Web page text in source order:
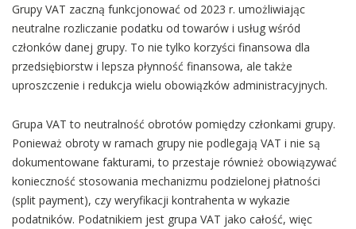
Grupy VAT zaczną funkcjonować od 2023 r. umożliwiając
neutralne rozliczanie podatku od towarów i usług wśród
członków danej grupy. To nie tylko korzyści finansowa dla
przedsiębiorstw i lepsza płynność finansowa, ale także
uproszczenie i redukcja wielu obowiązków administracyjnych.
Grupa VAT to neutralność obrotów pomiędzy członkami grupy.
Ponieważ obroty w ramach grupy nie podlegają VAT i nie są
dokumentowane fakturami, to przestaje również obowiązywać
konieczność stosowania mechanizmu podzielonej płatności
(split payment), czy weryfikacji kontrahenta w wykazie
podatników. Podatnikiem jest grupa VAT jako całość, więc